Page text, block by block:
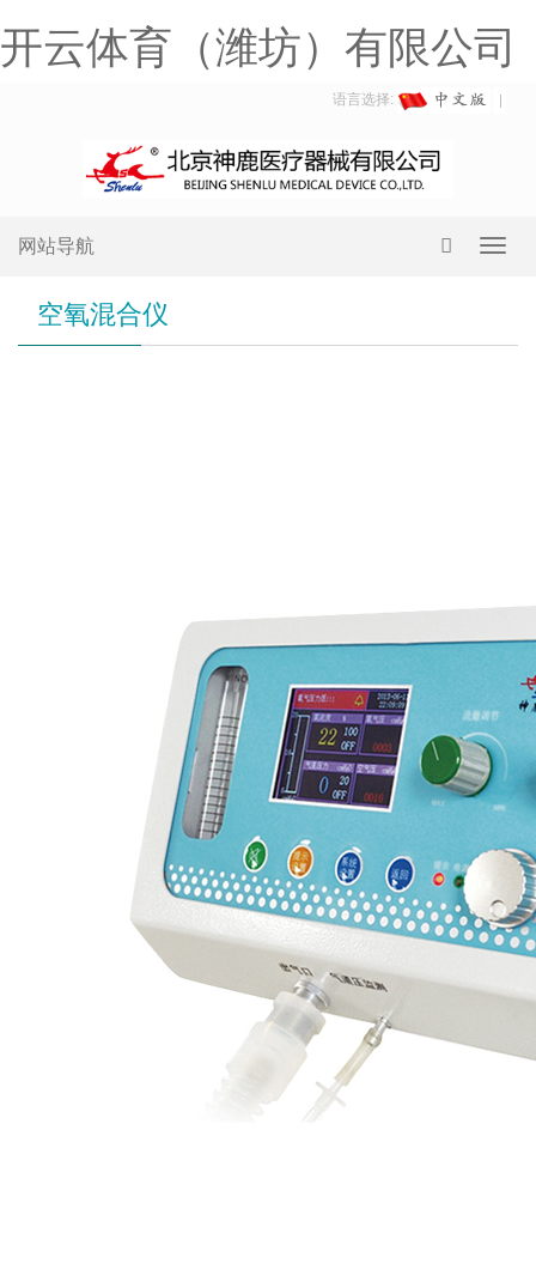
开云体育（潍坊）有限公司
语言选择:
网站导航
空氧混合仪